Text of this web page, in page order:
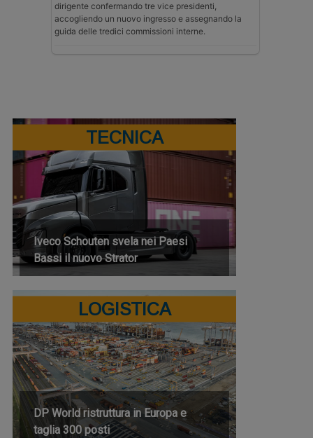
dirigente confermando tre vice presidenti,
accogliendo un nuovo ingresso e assegnando la
guida delle tredici commissioni interne.
TECNICA
Iveco Schouten svela nei Paesi
Bassi il nuovo Strator
LOGISTICA
DP World ristruttura in Europa e
taglia 300 posti